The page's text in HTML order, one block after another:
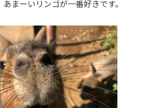
まーいリンゴが一番好きです。